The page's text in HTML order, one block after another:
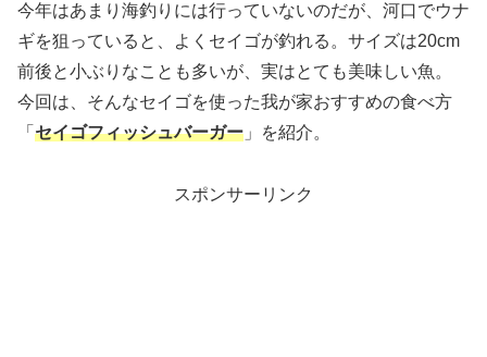
今年はあまり海釣りには行っていないのだが、河口でウナ
ギを狙っていると、よくセイゴが釣れる。サイズは20cm
前後と小ぶりなことも多いが、実はとても美味しい魚。
今回は、そんなセイゴを使った我が家おすすめの食べ方
「 セイゴフィッシュバーガー 」を紹介。
スポンサーリンク